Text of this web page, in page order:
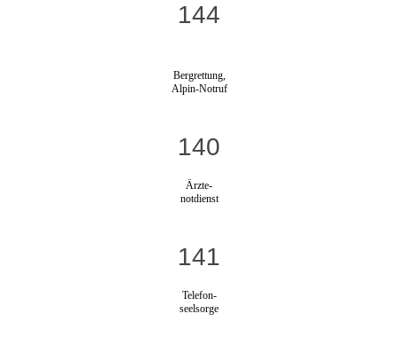
144
Bergrettung,
Alpin-Notruf
140
Ärzte-
notdienst
141
Telefon-
seelsorge